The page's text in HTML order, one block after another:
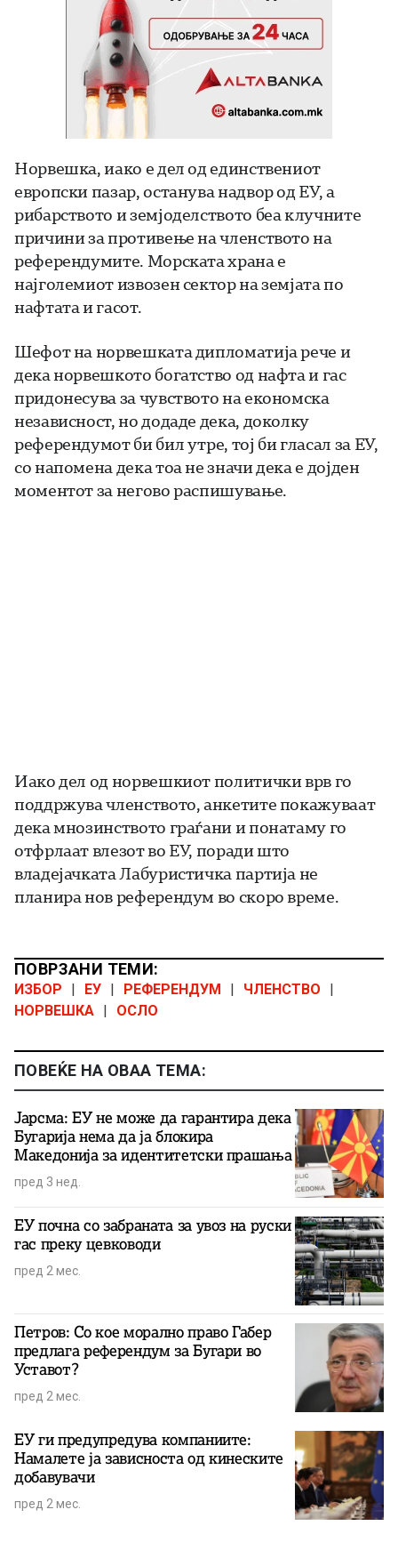
Норвешка, иако е дел од единствениот
европски пазар, останува надвор од ЕУ, а
рибарството и земјоделството беа клучните
причини за противење на членството на
референдумите. Морската храна е
најголемиот извозен сектор на земјата по
нафтата и гасот.
Шефот на норвешката дипломатија рече и
дека норвешкото богатство од нафта и гас
придонесува за чувството на економска
независност, но додаде дека, доколку
референдумот би бил утре, тој би гласал за ЕУ,
со напомена дека тоа не значи дека е дојден
моментот за негово распишување.
Иако дел од норвешкиот политички врв го
поддржува членството, анкетите покажуваат
дека мнозинството граѓани и понатаму го
отфрлаат влезот во ЕУ, поради што
владејачката Лабуристичка партија не
планира нов референдум во скоро време.
ПОВРЗАНИ ТЕМИ:
ИЗБОР ЕУ РЕФЕРЕНДУМ ЧЛЕНСТВО
НОРВЕШКА
ОСЛО
ПОВЕЌЕ НА ОВАА ТЕМА:
Јарсма: ЕУ не може да гарантира дека
Бугарија нема да ја блокира
Македонија за идентитетски прашања
пред 3 нед.
ЕУ почна со забраната за увоз на руски
гас преку цевководи
пред 2 мес.
Петров: Со кое морално право Габер
предлага референдум за Бугари во
Уставот?
пред 2 мес.
ЕУ ги предупредува компаниите:
Намалете ја зависноста од кинеските
добавувачи
пред 2 мес.